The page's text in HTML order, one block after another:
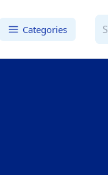
Categories